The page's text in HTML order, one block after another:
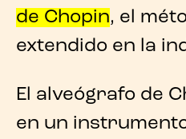
de Chopin, el
extendido en la
El alveógrafo de
en un